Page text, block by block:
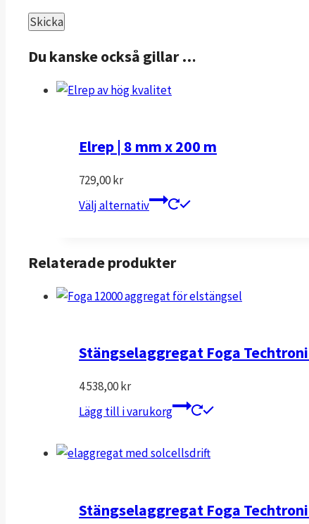
Du kanske också gillar …
Elrep | 8 mm x 200 m
729,00kr
Välj alternativ
Den
varianter.
alternativen
på
Relaterade produkter
Stängselaggregat Foga
4 538,00kr
Lägg till i varukorg
Stängselaggregat Foga